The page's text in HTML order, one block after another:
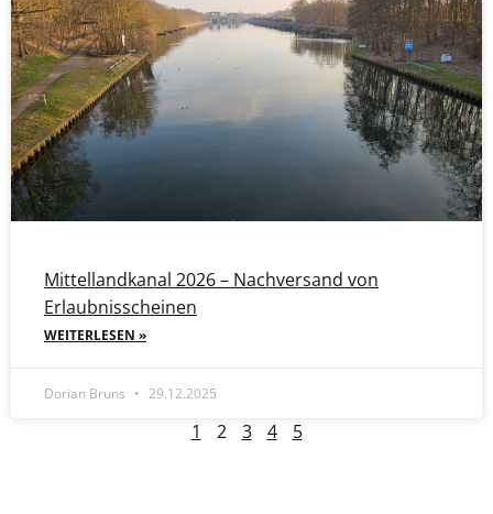
Mittellandkanal 2026 – Nachversand von
Erlaubnisscheinen
WEITERLESEN »
Dorian Bruns 29.12.2025
1 2 3 4 5